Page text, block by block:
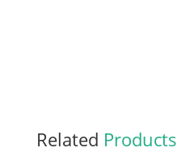
Related Products